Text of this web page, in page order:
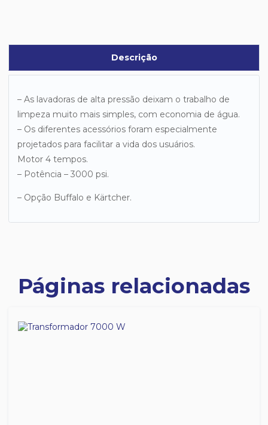
Descrição
– As lavadoras de alta pressão deixam o trabalho de
limpeza muito mais simples, com economia de água.
– Os diferentes acessórios foram especialmente
projetados para facilitar a vida dos usuários.
Motor 4 tempos.
– Potência – 3000 psi.
– Opção Buffalo e Kärtcher.
Páginas relacionadas